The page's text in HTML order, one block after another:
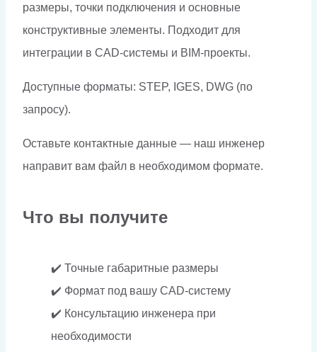
размеры, точки подключения и основные
конструктивные элементы. Подходит для
интеграции в CAD-системы и BIM-проекты.
Доступные форматы: STEP, IGES, DWG (по
запросу).
Оставьте контактные данные — наш инженер
направит вам файл в необходимом формате.
Что вы получите
✔️ Точные габаритные размеры
✔️ Формат под вашу CAD-систему
✔️ Консультацию инженера при
необходимости